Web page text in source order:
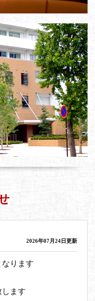
2026年07月24日更新
ります
ます